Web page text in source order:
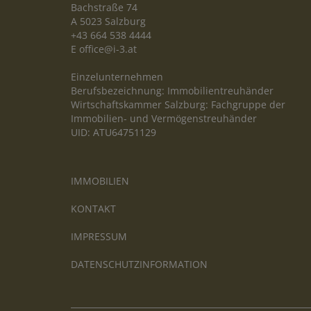
Bachstraße 74
A 5023 Salzburg
+43 664 538 4444
E office@i-3.at
Einzelunternehmen
Berufsbezeichnung: Immobilientreuhänder
Wirtschaftskammer Salzburg: Fachgruppe der
Immobilien- und Vermögenstreuhänder
UID: ATU64751129
IMMOBILIEN
KONTAKT
IMPRESSUM
DATENSCHUTZINFORMATION